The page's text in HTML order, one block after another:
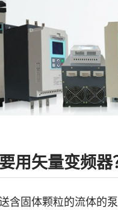
用矢量变频器
含固体颗粒的流体的